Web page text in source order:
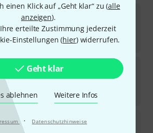
einen Klick auf „Geht klar“ zu (alle
anzeigen).
erteilte Zustimmung jederzeit
Einstellungen (hier) widerrufen.
Geht klar
ablehnen Weitere Infos
· Datenschutzhinweise
TM SRS 420 L38
lieferbar
€
TEF-M
lieferbar
SGCM